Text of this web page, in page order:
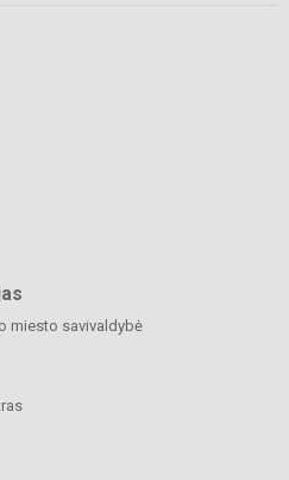
miesto savivaldybė